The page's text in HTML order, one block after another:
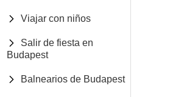
Viajar con niños
Salir de fiesta en
Budapest
Balnearios de Budapest